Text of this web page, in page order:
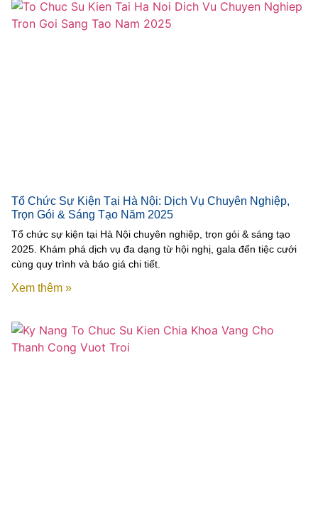
Tổ Chức Sự Kiện Tại Hà Nội: Dịch Vụ Chuyên Nghiệp,
Trọn Gói & Sáng Tạo Năm 2025
Tổ chức sự kiện tại Hà Nội chuyên nghiệp, trọn gói & sáng tạo
2025. Khám phá dịch vụ đa dạng từ hội nghị, gala đến tiệc cưới
cùng quy trình và báo giá chi tiết.
Xem thêm »